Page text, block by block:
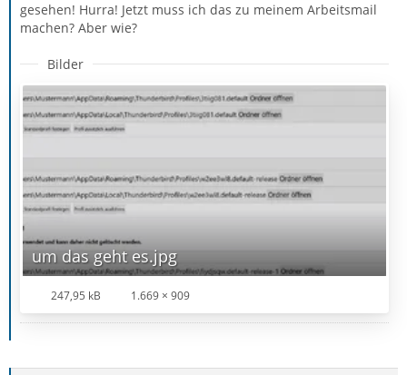
gesehen! Hurra! Jetzt muss ich das zu meinem Arbeitsmail
machen? Aber wie?
Bilder
um das geht es.jpg
247,95 kB 1.669 × 909